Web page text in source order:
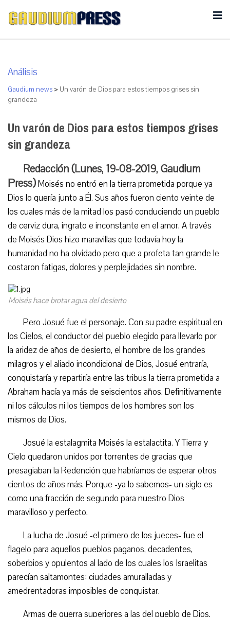
Análisis
Gaudium news > Un varón de Dios para estos tiempos grises sin
grandeza
Un varón de Dios para estos tiempos grises
sin grandeza
Redacción (Lunes, 19-08-2019, Gaudium
Press)Moisés no entró en la tierra prometida porque ya
Dios lo quería junto a Él. Sus años fueron ciento veinte de
los cuales más de la mitad los pasó conduciendo un pueblo
de cerviz dura, ingrato e inconstante en el amor. A través
de Moisés Dios hizo maravillas que todavía hoy la
humanidad no ha olvidado pero que a profeta tan grande le
costaron fatigas, dolores y perplejidades sin nombre.
Moisés hace brotar agua del desierto
Pero Josué fue el personaje. Con su padre espiritual en
los Cielos, el conductor del pueblo elegido para llevarlo por
la aridez de años de desierto, el hombre de los grandes
milagros y el aliado incondicional de Dios, Josué entraría,
conquistaría y repartiría entre las tribus la tierra prometida a
Abraham hacía ya más de seiscientos años. Definitivamente
ni los cálculos ni los tiempos de los hombres son los
mismos de Dios.
Josué la estalagmita Moisés la estalactita. Y Tierra y
Cielo quedaron unidos por torrentes de gracias que
presagiaban la Redención que habríamos de esperar otros
cientos de años más. Porque -ya lo sabemos- un siglo es
como una fracción de segundo para nuestro Dios
maravilloso y perfecto.
La lucha de Josué -el primero de los jueces- fue el
flagelo para aquellos pueblos paganos, decadentes,
soberbios y opulentos al lado de los cuales los Israelitas
parecían saltamontes: ciudades amuralladas y
amedrentadoras imposibles de conquistar.
Armas de guerra superiores a las del pueblo de Dios.